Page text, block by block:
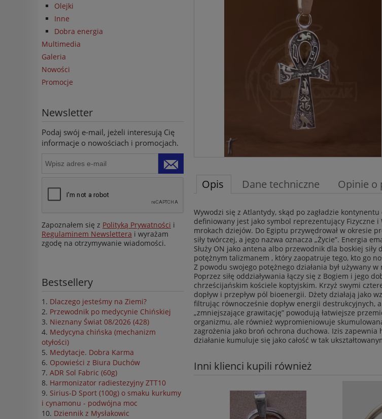
Olejki
Inne
Dobra energia
Multimedia
Galeria
Nowości
Promocje
Newsletter
Podaj swój e-mail, jeżeli interesują Cię
informacje o nowościach i promocjach.
Zapoznałem się z Polityką Prywatności i
Regulaminem Newslettera i wyrażam
zgodę na otrzymywanie wiadomości.
Bestsellery
Dlaczego jesteśmy na Ziemi?
Przewodnik po medycynie Chińskiej
Nieznany Świat 08/2026 (428)
Medycyna chińska (mechanizm
otyłości)
Medytacje. Dobra Karma
Opowieści z Biura Duchów
ADR Sol Fabric (60g)
Harmonizator radiestezyjny ZTT10
Sirius-D Sport (100g) o smaku kurkumy
i cynamonu - podwójna moc
Dziennik z Mysłakowic
Opis Dane techniczne Opinie o
Wywodzi się z Atlantydy, skąd po zagładzie
definiowany jest jako symbol reprezentujący Fizyczne
mrokach dziejów. Do Egiptu przywędrował w okresie
siły twórczej, a jego nazwa oznacza „Życie”. Energia
Służy ON jako antena albo przewodnik dla boskiej
potężnym talizmanem , który zaopatruje tego, kto go
Z powodu swojego potężnego działania był używany
Poprzez siłę oddziaływania łączy się z Bogiem i jego
chrześcijańskim kościele koptyjskim. Krzyż swymi
dopływ i przepływ pól bioenergii. Dżety działają jako
filtrując równocześnie dopływ energii destrukcyjnych,
„zmniejszające grawitację” powodują łatwiejsze
organizmu, ale również wypromieniowuje
zagrożenia jako broń ochrona duchowa. Izis zapewnia
działanie kumuluje się jako całość w tak
Inni klienci kupili również